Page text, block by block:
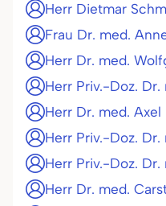
Herr Dietmar
Frau Dr. med.
Herr Dr. med.
Herr Priv.-Doz. Dr.
Herr Dr. med. Axel
Herr Priv.-Doz.
Herr Priv.-Doz.
Herr Dr. med.